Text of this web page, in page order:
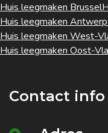
Huis leegmaken Brussel
Huis leegmaken
Huis leegmaken West-
Huis leegmaken Oost-
Contact info